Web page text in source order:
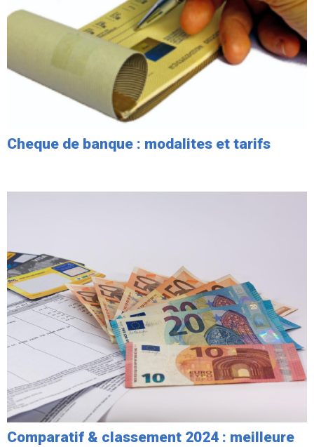
Cheque de banque : modalites et tarifs
Comparatif & classement 2024 : meilleure